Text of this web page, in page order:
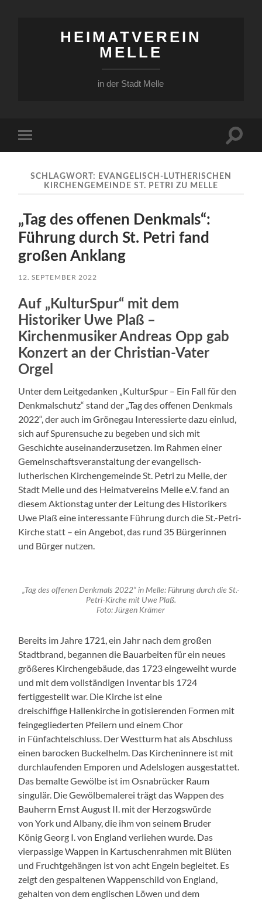
HEIMATVEREIN
MELLE
in der Stadt Melle
Mobile-
Menü
SCHLAGWORT:
EVANGELISCH-LUTHERISCHEN
KIRCHENGEMEINDE ST. PETRI ZU MELLE
„Tag des offenen Denkmals“:
Führung durch St. Petri fand
großen Anklang
12. SEPTEMBER 2022
Auf „KulturSpur“ mit dem
Historiker Uwe Plaß –
Kirchenmusiker Andreas Opp gab
Konzert an der Christian-Vater
Orgel
Unter dem Leitgedanken „KulturSpur – Ein Fall für den
Denkmalschutz“ stand der „Tag des offenen Denkmals
2022“, der auch im Grönegau Interessierte dazu einlud,
sich auf Spurensuche zu begeben und sich mit
Geschichte auseinanderzusetzen. Im Rahmen einer
Gemeinschaftsveranstaltung der evangelisch-
lutherischen Kirchengemeinde St. Petri zu Melle, der
Stadt Melle und des Heimatvereins Melle e.V. fand an
diesem Aktionstag unter der Leitung des Historikers
Uwe Plaß eine interessante Führung durch die St.-Petri-
Kirche statt – ein Angebot, das rund 35 Bürgerinnen
und Bürger nutzen.
„Tag des offenen Denkmals 2022“ in Melle: Führung durch die St.-
Petri-Kirche mit Uwe Plaß.
Foto: Jürgen Krämer
Bereits im Jahre 1721, ein Jahr nach dem großen
Stadtbrand, begannen die Bauarbeiten für ein neues
größeres Kirchengebäude, das 1723 eingeweiht wurde
und mit dem vollständigen Inventar bis 1724
fertiggestellt war. Die Kirche ist eine
dreischiffige Hallenkirche in gotisierenden Formen mit
feingegliederten Pfeilern und einem Chor
in Fünfachtelschluss. Der Westturm hat als Abschluss
einen barocken Buckelhelm. Das Kircheninnere ist mit
durchlaufenden Emporen und Adelslogen ausgestattet.
Das bemalte Gewölbe ist im Osnabrücker Raum
singulär. Die Gewölbemalerei trägt das Wappen des
Bauherrn Ernst August II. mit der Herzogswürde
von York und Albany, die ihm von seinem Bruder
König Georg I. von England verliehen wurde. Das
vierpassige Wappen in Kartuschenrahmen mit Blüten
und Fruchtgehängen ist von acht Engeln begleitet. Es
zeigt den gespaltenen Wappenschild von England,
gehalten von dem englischen Löwen und dem